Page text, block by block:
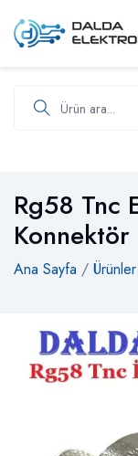
Rg58 Tnc
Konnektör
Ana Sayfa / Ürünler